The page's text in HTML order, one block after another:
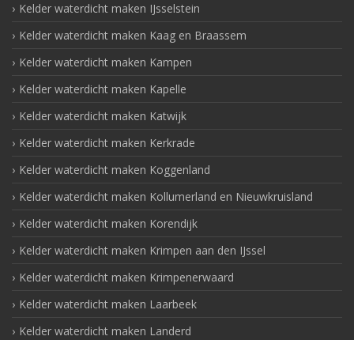
Kelder waterdicht maken IJsselstein
Kelder waterdicht maken Kaag en Braassem
Kelder waterdicht maken Kampen
Kelder waterdicht maken Kapelle
Kelder waterdicht maken Katwijk
Kelder waterdicht maken Kerkrade
Kelder waterdicht maken Koggenland
Kelder waterdicht maken Kollumerland en Nieuwkruisland
Kelder waterdicht maken Korendijk
Kelder waterdicht maken Krimpen aan den IJssel
Kelder waterdicht maken Krimpenerwaard
Kelder waterdicht maken Laarbeek
Kelder waterdicht maken Landerd